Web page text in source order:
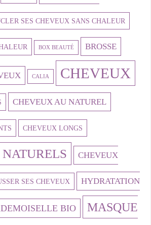
SES CHEVEUX SANS CHALEUR
BOX BEAUTÉ BROSSE
CALIA CHEVEUX
CHEVEUX AU NATUREL
CHEVEUX LONGS
CHEVEUX
SES CHEVEUX HYDRATATION
BIO
MASQUE